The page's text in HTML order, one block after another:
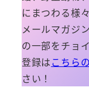
にまつわる様
メールマガジ
の一部をチョ
登録はこちら
さい！